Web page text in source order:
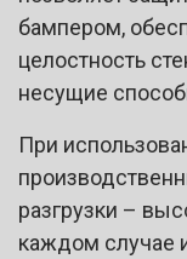
бампером,
целостность
несущие
При
разгрузки –
каждом случае